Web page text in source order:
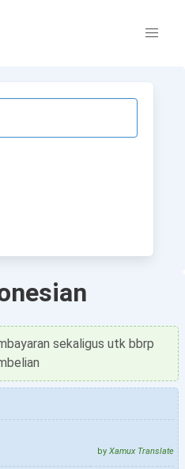
sekaligus utk bbrp
by Xamux Translate